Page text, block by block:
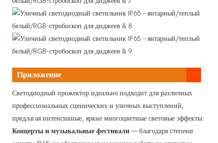
Приложение
Светодиодный прожектор идеально подходит для различных
профессиональных сценических и уличных выступлений,
предлагая интенсивные, яркие многоцветные световые эффекты:
Концерты и музыкальные фестивали— благодаря степени